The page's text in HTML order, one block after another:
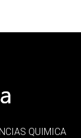
QUIMICA